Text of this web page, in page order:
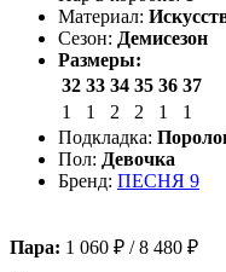
Материал:
Сезон: Демисезон
Размеры:
32 33 34 35 36 37
1
1 2 2 1
1
Подкладка:
Пол: Девочка
Бренд: ПЕСНЯ 9
Пара: 1 060 ₽ /8 480 ₽